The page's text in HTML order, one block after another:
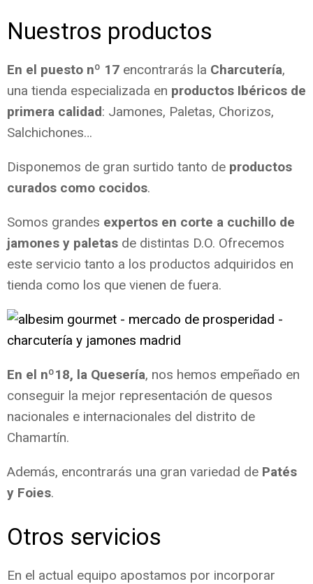
Nuestros productos
En el puesto nº 17 encontrarás la Charcutería,
una tienda especializada en productos Ibéricos de
primera calidad: Jamones, Paletas, Chorizos,
Salchichones…
Disponemos de gran surtido tanto de productos
curados como cocidos.
Somos grandes expertos en corte a cuchillo de
jamones y paletas de distintas D.O. Ofrecemos
este servicio tanto a los productos adquiridos en
tienda como los que vienen de fuera.
En el nº18, la Quesería, nos hemos empeñado en
conseguir la mejor representación de quesos
nacionales e internacionales del distrito de
Chamartín.
Además, encontrarás una gran variedad de Patés
y Foies.
Otros servicios
En el actual equipo apostamos por incorporar